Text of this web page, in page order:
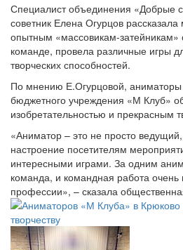
Специалист объединения «Добрые
советник Елена Огурцов
опытным «массовикам-затейникам»
команде, провела различные игры
творческих способностей.
По мнению Е.Огурцовой, аниматоры
бюджетного учреждения «М Клуб»
изобретательностью и прекрасным
«Аниматор – это не просто
настроение посетителям
интересными играми. За одним
команда, и командная работа
профессии», – сказала